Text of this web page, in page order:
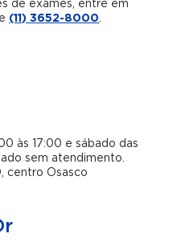
de exames, entre em
(11) 3652-8000
às 17:00 e sábado das
sem atendimento.
centro Osasco